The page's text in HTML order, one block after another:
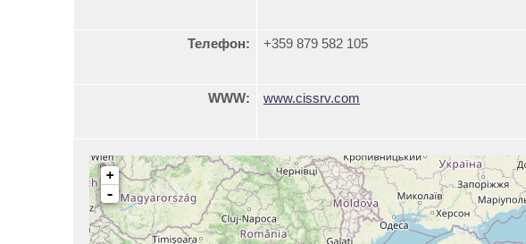
Телефон: +359 879 582 105
WWW: www.cissrv.com
+
-